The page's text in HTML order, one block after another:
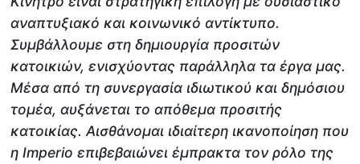
αναπτυξιακό και κοινωνικό αντίκτυπο.
Συμβάλλουμε στη δημιουργία προσιτών
κατοικιών, ενισχύοντας παράλληλα τα έργα μας.
Μέσα από τη συνεργασία ιδιωτικού και δημόσιου
τομέα, αυξάνεται το απόθεμα προσιτής
κατοικίας. Αισθάνομαι ιδιαίτερη ικανοποίηση που
η Ιmperio επιβεβαιώνει έμπρακτα τον ρόλο της